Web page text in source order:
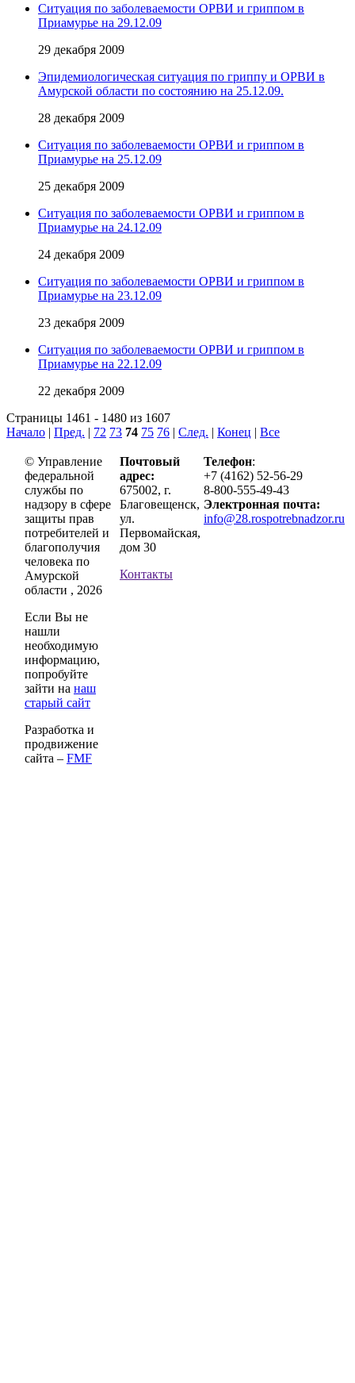
Ситуация по заболеваемости ОРВИ и гриппом в
Приамурье на 29.12.09
29 декабря 2009
Эпидемиологическая ситуация по гриппу и ОРВИ в
Амурской области по состоянию на 25.12.09.
28 декабря 2009
Ситуация по заболеваемости ОРВИ и гриппом в
Приамурье на 25.12.09
25 декабря 2009
Ситуация по заболеваемости ОРВИ и гриппом в
Приамурье на 24.12.09
24 декабря 2009
Ситуация по заболеваемости ОРВИ и гриппом в
Приамурье на 23.12.09
23 декабря 2009
Ситуация по заболеваемости ОРВИ и гриппом в
Приамурье на 22.12.09
22 декабря 2009
Страницы 1461 - 1480 из 1607
Начало | Пред. | 72 73 74 75 76 | След. | Конец | Все
© Управление
федеральной
службы по
надзору в сфере
защиты прав
потребителей и
благополучия
человека по
Амурской
области , 2026
Если Вы не
нашли
необходимую
информацию,
попробуйте
зайти на наш
старый сайт
Разработка и
продвижение
сайта – FMF
Почтовый
адрес:
675002, г.
Благовещенск,
ул.
Первомайская,
дом 30
Контакты
Телефон:
+7 (4162) 52-56-29
8-800-555-49-43
Электронная почта:
info@28.rospotrebnadzor.ru